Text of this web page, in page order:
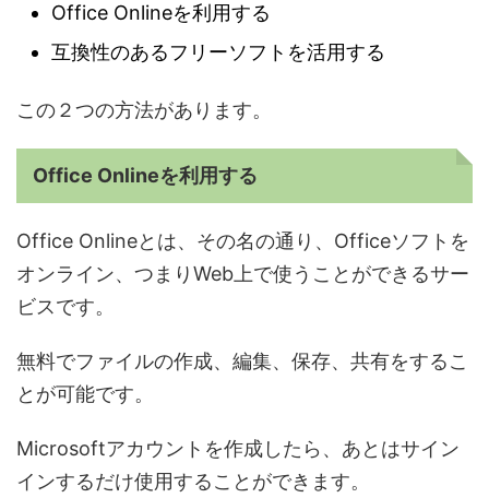
Office Onlineを利用する
互換性のあるフリーソフトを活用する
この２つの方法があります。
Office Onlineを利用する
Office Onlineとは、その名の通り、Officeソフトを
オンライン、つまりWeb上で使うことができるサー
ビスです。
無料でファイルの作成、編集、保存、共有をするこ
とが可能です。
Microsoftアカウントを作成したら、あとはサイン
インするだけ使用することができます。